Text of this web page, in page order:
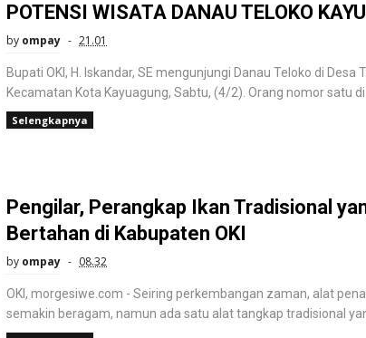
POTENSI WISATA DANAU TELOKO
by ompay 21.01
Bupati OKI, H. Iskandar, SE mengunjungi Danau Teloko di Desa
Kecamatan Kota Kayuagung, Sabtu, (4/2). Orang nomor satu di
Selengkapnya
Pengilar, Perangkap Ikan Tradisional
Bertahan di Kabupaten OKI
by ompay 08.32
OKI, morgesiwe.com - Seiring perkembangan zaman, alat
semakin beragam, namun ada satu alat tangkap tradisional